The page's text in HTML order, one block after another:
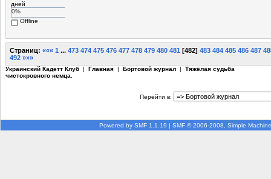
дней
0%
Offline
Страниц: ««« 1 ... 473 474 475 476 477 478 479 480 481 [482] 483 484 485 486 487
492 »»»
Украинский Кадетт Клуб | Главная | Бортовой журнал | Тяжёлая судьба
чистокровного немца.
Перейти в:
Powered by SMF 1.1.19 | SMF © 2006-2008, Simple